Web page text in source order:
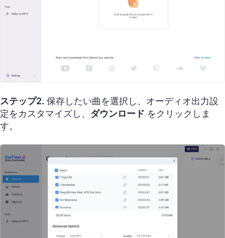
ステップ2. 保存したい曲を選択し、オーディオ出力設
定をカスタマイズし、 ダウンロード をクリックしま
す。